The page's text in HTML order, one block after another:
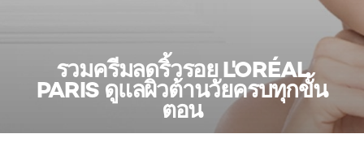
รวมครีมลดริ้วรอย L'ORÉAL
PARIS ดูแลผิวต้านวัยครบทุกขั้น
ตอน